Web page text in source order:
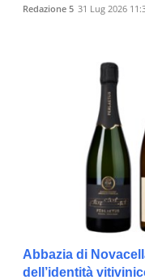
Redazione 5 31 Lug 2026
Abbazia di
dell’identità